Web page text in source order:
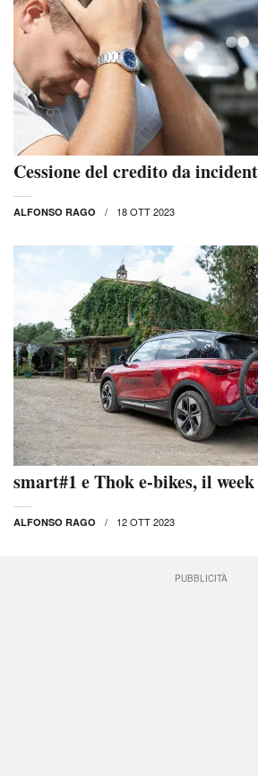
Cessione del credito da
ALFONSO RAGO 18 OTT 2023
smart#1 e Thok e-bikes, il
ALFONSO RAGO 12 OTT 2023
PUBBLICITÀ